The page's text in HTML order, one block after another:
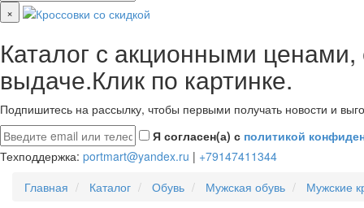
×
Каталог с акционными
выдаче.Клик по картинке.
Подпишитесь на рассылку, чтобы первыми получать новости и
Я согласен(а) с политикой
Техподдержка: portmart@yandex.ru | +79147411344
Главная
Каталог Обувь Мужская обувь Мужские